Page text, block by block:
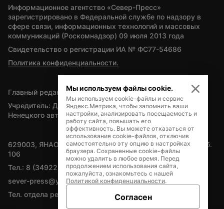
Информационное агентство «Север-Пресс»
зарегистрировано в Федеральной службе по надзору в
сфере связи, информационных технологий и массовых
коммуникаций (Роскомнадзор) 09 июля 2013 года
Свидетельство о регистрации ИА № ФС77-54686
Политика конфиденциальности.
Главный редактор — А.Л. Поздеев
Учредитель: Департамент внутренней политики Ямало-
Ненецкого автономного округа
629003, ЯНАО, Салехард, мкр. Богдана Кнунянца, д.1, каб.
106
Тел.: 8 (34922) 71262
sever-press@yamal-media.ru
Тел. отдела рекламы: 8 (34922) 42728
Мы используем файлы cookie.
Мы используем cookie-файлы и сервис
Яндекс.Метрика, чтобы запомнить ваши
настройки, анализировать посещаемость и
работу сайта, повышать его
эффективность. Вы можете отказаться от
использования cookie-файлов, отключив
самостоятельно эту опцию в настройках
браузера. Сохраненные cookie-файлы
можно удалить в любое время. Перед
продолжением использования сайта,
пожалуйста, ознакомьтесь с нашей
Политикой конфиденциальности.
Согласен